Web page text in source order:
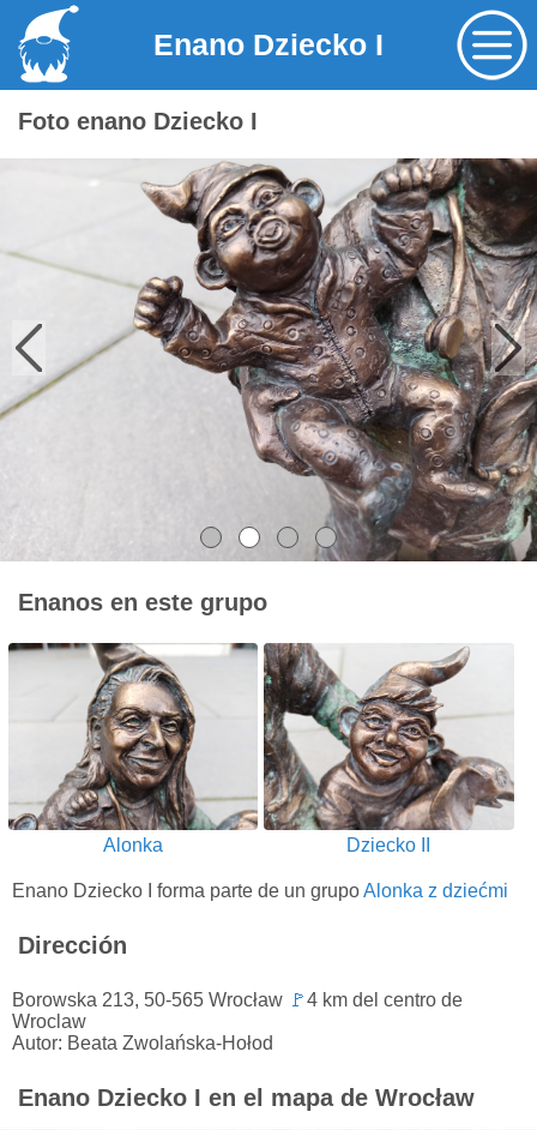
Enano Dziecko I
Foto enano Dziecko I
Enanos en este grupo
Alonka Dziecko II
Enano Dziecko I forma parte de un grupoAlonka z dziećmi
Dirección
Borowska 213, 50-565 Wrocław 🚩4 km del centro de
Wroclaw
Autor: Beata Zwolańska-Hołod
Enano Dziecko I en el mapa de Wrocław